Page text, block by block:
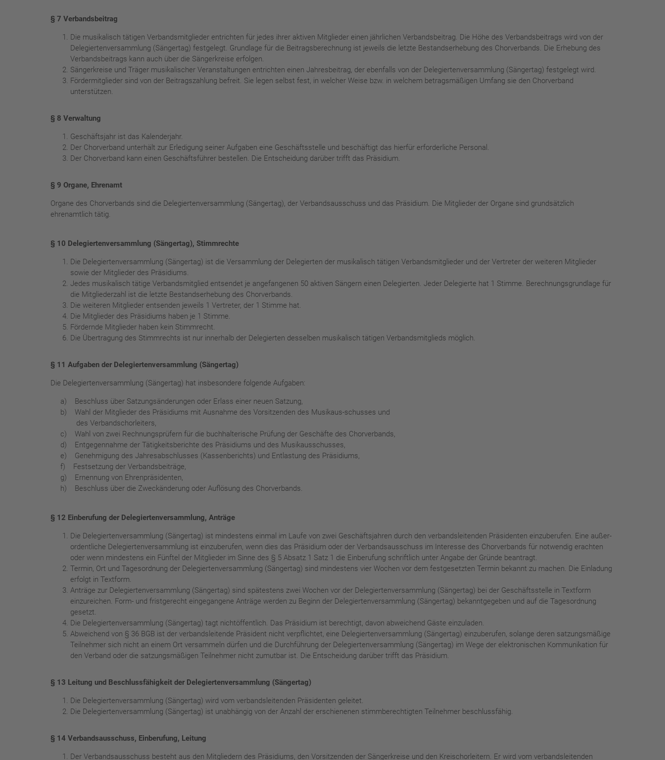
§ 7 Verbandsbeitrag
Die musikalisch tätigen Verbandsmitglieder entrichten für jedes ihrer aktiven Mitglieder einen jährlichen Verbandsbeitrag. Die Höhe des Verbandsbeitrags wird von der
Delegiertenversammlung (Sängertag) festgelegt. Grundlage für die Beitragsberechnung ist jeweils die letzte Bestandserhebung des Chorverbands. Die Erhebung des
Verbandsbeitrags kann auch über die Sängerkreise erfolgen.
Sängerkreise und Träger musikalischer Veranstaltungen entrichten einen Jahresbeitrag, der ebenfalls von der Delegiertenversammlung (Sängertag) festgelegt wird.
Fördermitglieder sind von der Beitragszahlung befreit. Sie legen selbst fest, in welcher Weise bzw. in welchem betragsmäßigen Umfang sie den Chorverband
unterstützen.
§ 8 Verwaltung
Geschäftsjahr ist das Kalenderjahr.
Der Chorverband unterhält zur Erledigung seiner Aufgaben eine Geschäftsstelle und beschäftigt das hierfür erforderliche Personal.
Der Chorverband kann einen Geschäftsführer bestellen. Die Entscheidung darüber trifft das Präsidium.
§ 9 Organe, Ehrenamt
Organe des Chorverbands sind die Delegiertenversammlung (Sängertag), der Verbandsausschuss und das Präsidium. Die Mitglieder der Organe sind grundsätzlich
ehrenamtlich tätig.
§ 10 Delegiertenversammlung (Sängertag), Stimmrechte
Die Delegiertenversammlung (Sängertag) ist die Versammlung der Delegierten der musikalisch tätigen Verbandsmitglieder und der Vertreter der weiteren Mitglieder
sowie der Mitglieder des Präsidiums.
Jedes musikalisch tätige Verbandsmitglied entsendet je angefangenen 50 aktiven Sängern einen Delegierten. Jeder Delegierte hat 1 Stimme. Berechnungsgrundlage für
die Mitgliederzahl ist die letzte Bestandserhebung des Chorverbands.
Die weiteren Mitglieder entsenden jeweils 1 Vertreter, der 1 Stimme hat.
Die Mitglieder des Präsidiums haben je 1 Stimme.
Fördernde Mitglieder haben kein Stimmrecht.
Die Übertragung des Stimmrechts ist nur innerhalb der Delegierten desselben musikalisch tätigen Verbandsmitglieds möglich.
§ 11 Aufgaben der Delegiertenversammlung (Sängertag)
Die Delegiertenversammlung (Sängertag) hat insbesondere folgende Aufgaben:
a) Beschluss über Satzungsänderungen oder Erlass einer neuen Satzung,
b) Wahl der Mitglieder des Präsidiums mit Ausnahme des Vorsitzenden des Musikaus-schusses und
des Verbandschorleiters,
c) Wahl von zwei Rechnungsprüfern für die buchhalterische Prüfung der Geschäfte des Chorverbands,
d) Entgegennahme der Tätigkeitsberichte des Präsidiums und des Musikausschusses,
e) Genehmigung des Jahresabschlusses (Kassenberichts) und Entlastung des Präsidiums,
f) Festsetzung der Verbandsbeiträge,
g) Ernennung von Ehrenpräsidenten,
h) Beschluss über die Zweckänderung oder Auflösung des Chorverbands.
§ 12 Einberufung der Delegiertenversammlung, Anträge
Die Delegiertenversammlung (Sängertag) ist mindestens einmal im Laufe von zwei Geschäftsjahren durch den verbandsleitenden Präsidenten einzuberufen. Eine außer-
ordentliche Delegiertenversammlung ist einzuberufen, wenn dies das Präsidium oder der Verbandsausschuss im Interesse des Chorverbands für notwendig erachten
oder wenn mindestens ein Fünftel der Mitglieder im Sinne des § 5 Absatz 1 Satz 1 die Einberufung schriftlich unter Angabe der Gründe beantragt.
Termin, Ort und Tagesordnung der Delegiertenversammlung (Sängertag) sind mindestens vier Wochen vor dem festgesetzten Termin bekannt zu machen. Die Einladung
erfolgt in Textform.
Anträge zur Delegiertenversammlung (Sängertag) sind spätestens zwei Wochen vor der Delegiertenversammlung (Sängertag) bei der Geschäftsstelle in Textform
einzureichen. Form- und fristgerecht eingegangene Anträge werden zu Beginn der Delegiertenversammlung (Sängertag) bekanntgegeben und auf die Tagesordnung
gesetzt.
Die Delegiertenversammlung (Sängertag) tagt nichtöffentlich. Das Präsidium ist berechtigt, davon abweichend Gäste einzuladen.
Abweichend von § 36 BGB ist der verbandsleitende Präsident nicht verpflichtet, eine Delegiertenversammlung (Sängertag) einzuberufen, solange deren satzungsmäßige
Teilnehmer sich nicht an einem Ort versammeln dürfen und die Durchführung der Delegiertenversammlung (Sängertag) im Wege der elektronischen Kommunikation für
den Verband oder die satzungsmäßigen Teilnehmer nicht zumutbar ist. Die Entscheidung darüber trifft das Präsidium.
§ 13 Leitung und Beschlussfähigkeit der Delegiertenversammlung (Sängertag)
Die Delegiertenversammlung (Sängertag) wird vom verbandsleitenden Präsidenten geleitet.
Die Delegiertenversammlung (Sängertag) ist unabhängig von der Anzahl der erschienenen stimmberechtigten Teilnehmer beschlussfähig.
§ 14 Verbandsausschuss, Einberufung, Leitung
Der Verbandsausschuss besteht aus den Mitgliedern des Präsidiums, den Vorsitzenden der Sängerkreise und den Kreischorleitern. Er wird vom verbandsleitenden